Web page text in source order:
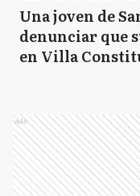
Una joven de
denunciar que
en Villa
Ads